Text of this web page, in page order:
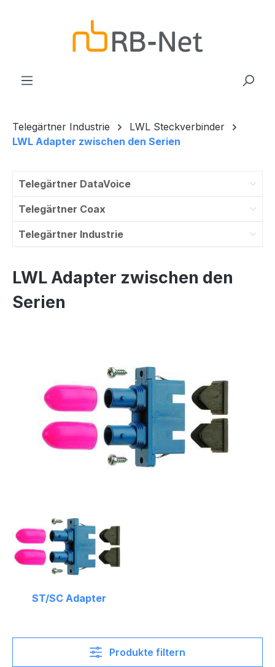
Telegärtner Industrie
LWL Steckverbinder
LWL Adapter zwischen den Serien
Telegärtner DataVoice
Telegärtner Coax
Telegärtner Industrie
LWL Adapter zwischen den
Serien
ST/SC Adapter
Produkte filtern